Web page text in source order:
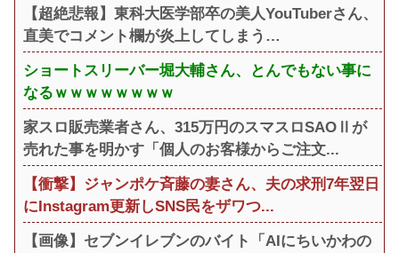
【超絶悲報】東科大医学部卒の美人YouTuberさん、
直美でコメント欄が炎上してしまう…
ショートスリーバー堀大輔さん、とんでもない事に
なるｗｗｗｗｗｗｗｗ
家スロ販売業者さん、315万円のスマスロSAOⅡが
売れた事を明かす「個人のお客様からご注文...
【衝撃】ジャンポケ斉藤の妻さん、夫の求刑7年翌日
にInstagram更新しSNS民をザワつ...
【画像】セブンイレブンのバイト「AIにちいかわの